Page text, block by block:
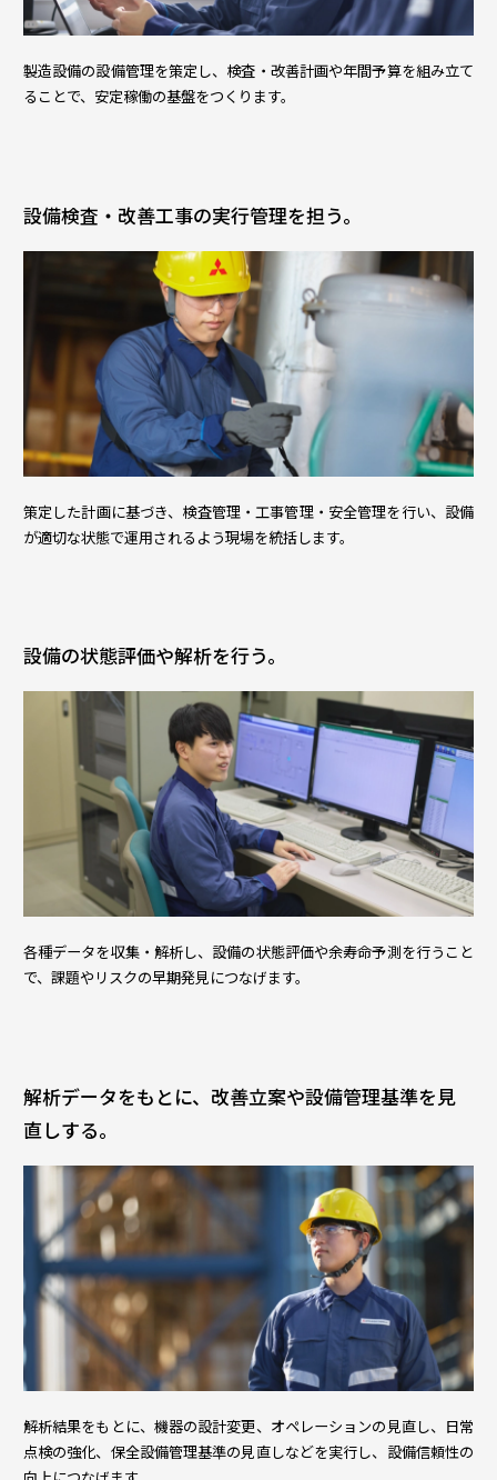
製造設備の設備管理を策定し、検査・改善計画や年間予算を組み立て
ることで、安定稼働の基盤をつくります。
設備検査・改善工事の実行管理を担う。
策定した計画に基づき、検査管理・工事管理・安全管理を行い、設備
が適切な状態で運用されるよう現場を統括します。
設備の状態評価や解析を行う。
各種データを収集・解析し、設備の状態評価や余寿命予測を行うこと
で、課題やリスクの早期発見につなげます。
解析データをもとに、改善立案や設備管理基準を見
直しする。
解析結果をもとに、機器の設計変更、オペレーションの見直し、日常
点検の強化、保全設備管理基準の見直しなどを実行し、設備信頼性の